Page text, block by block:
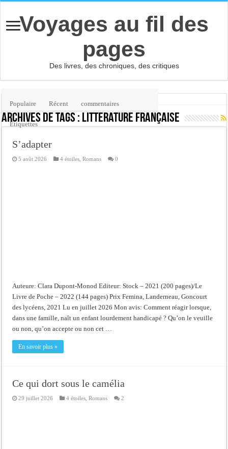
Voyages au fil des
pages
Des livres, des chroniques, des critiques
Archives de tags : littérature française
S’adapter
5 août 2026 4 étoiles ,Romans 0
Auteure: Clara Dupont-Monod Editeur: Stock – 2021 (200 pages)/Le
Livre de Poche – 2022 (144 pages) Prix Femina, Landerneau, Goncourt
des lycéens, 2021 Lu en juillet 2026 Mon avis: Comment réagir lorsque,
dans une famille, naît un enfant lourdement handicapé ? Qu’on le veuille
ou non, qu’on accepte ou non cet …
En savoir plus »
Ce qui dort sous le camélia
29 juillet 2026 4 étoiles ,Romans 2
Populaire Récent commentaires
Etiquettes